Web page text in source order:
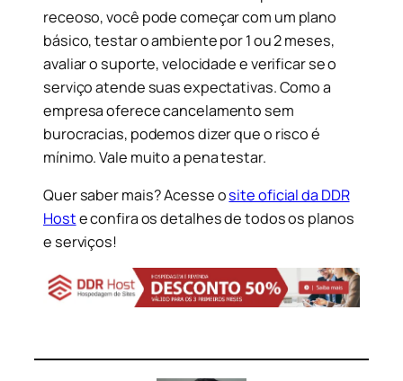
receoso, você pode começar com um plano
básico, testar o ambiente por 1 ou 2 meses,
avaliar o suporte, velocidade e verificar se o
serviço atende suas expectativas. Como a
empresa oferece cancelamento sem
burocracias, podemos dizer que o risco é
mínimo. Vale muito a pena testar.
Quer saber mais? Acesse osite oficial da DDR
Hoste confira os detalhes de todos os planos
e serviços!